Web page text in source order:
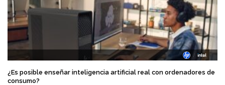
¿Es posible enseñar inteligencia artificial real con ordenadores de
consumo?